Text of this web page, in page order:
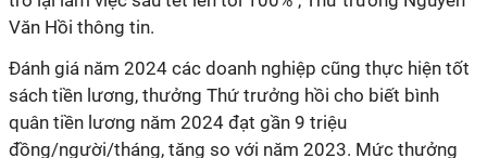
Văn Hồi thông tin.
Đánh giá năm 2024 các doanh nghiệp cũng thực hiện tốt
sách tiền lương, thưởng Thứ trưởng hồi cho biết bình
quân tiền lương năm 2024 đạt gần 9 triệu
đồng/người/tháng, tăng so với năm 2023. Mức thưởng